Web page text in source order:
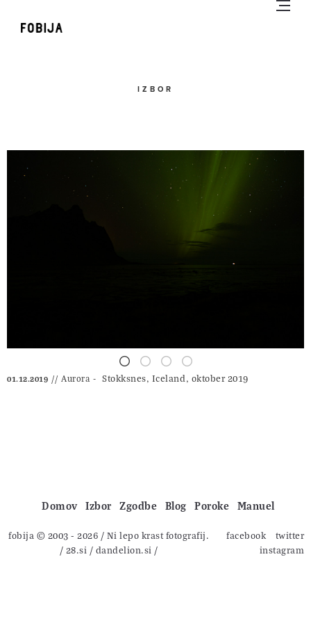
IZBOR
01.12.2019 Aurora Stokksnes, Iceland⁩, oktober 2019
Domov Izbor Zgodbe Blog Poroke Manuel
fobija © 2003 - 2026 / Ni lepo krast fotografij.
/ 28.si / dandelion.si /
facebook
twitter
instagram